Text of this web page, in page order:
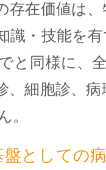
在価値は
識・技能を
と同様に、
、細胞診、
。
としての